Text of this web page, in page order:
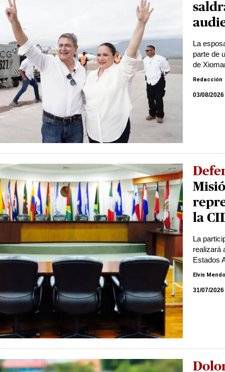
La
parte de
de
Redacción
03/08/2026
la
La
realizará
Estados
Elvis
31/07/2026